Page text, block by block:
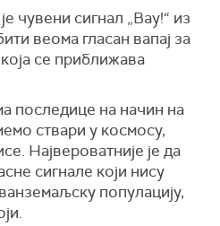
чувени сигнал „Вау!“ из
веома гласан вапај за
се приближава
последице на начин на
ствари у космосу,
Највероватније је да
сигнале који нису
популацију,